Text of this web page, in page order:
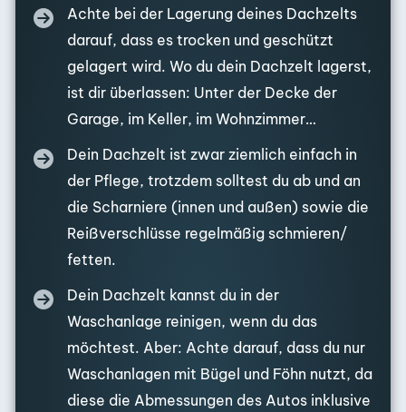
Achte bei der Lagerung deines Dachzelts
darauf, dass es trocken und geschützt
gelagert wird. Wo du dein Dachzelt lagerst,
ist dir überlassen: Unter der Decke der
Garage, im Keller, im Wohnzimmer…
Dein Dachzelt ist zwar ziemlich einfach in
der Pflege, trotzdem solltest du ab und an
die Scharniere (innen und außen) sowie die
Reißverschlüsse regelmäßig schmieren/
fetten.
Dein Dachzelt kannst du in der
Waschanlage reinigen, wenn du das
möchtest. Aber: Achte darauf, dass du nur
Waschanlagen mit Bügel und Föhn nutzt, da
diese die Abmessungen des Autos inklusive